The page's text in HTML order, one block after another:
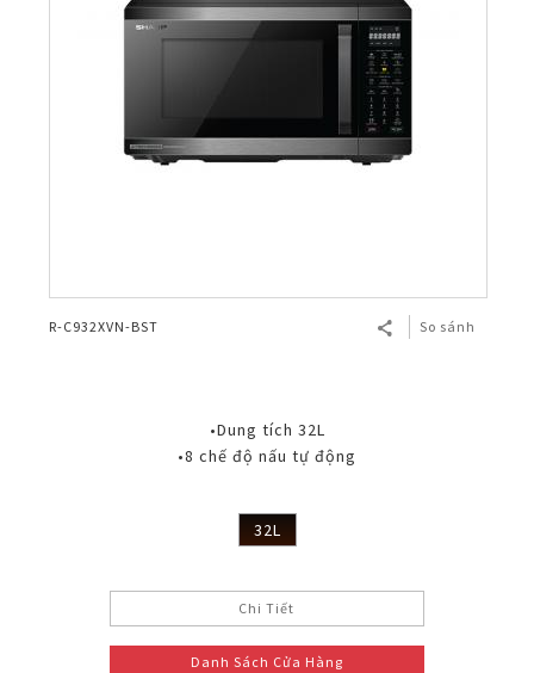
R-C932XVN-BST So sánh
•Dung tích 32L
•8 chế độ nấu tự động
32L
Chi Tiết
Danh Sách Cửa Hàng